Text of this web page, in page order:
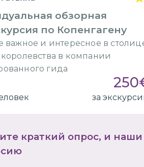
обзорная
по Копенгагену
важное и интересное в
в компании
гида
250
за
краткий опрос, и